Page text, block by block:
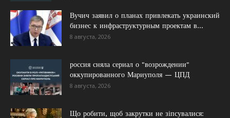
Вучич заявил о планах привлекать украинский
бизнес к инфраструктурным проектам в...
8 августа, 2026
россия сняла сериал о "возрождении"
оккупированного Мариуполя — ЦПД
8 августа, 2026
Що робити, щоб закрутки не зіпсувалися: